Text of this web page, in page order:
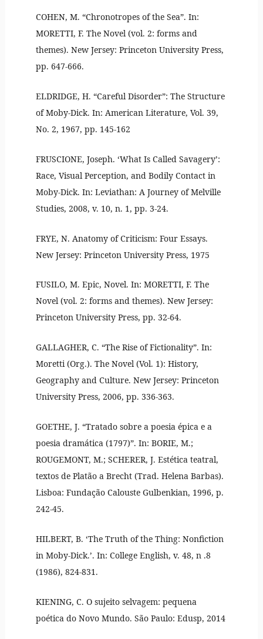
COHEN, M. “Chronotropes of the Sea”. In:
MORETTI, F. The Novel (vol. 2: forms and
themes). New Jersey: Princeton University Press,
pp. 647-666.
ELDRIDGE, H. “Careful Disorder”: The Structure
of Moby-Dick. In: American Literature, Vol. 39,
No. 2, 1967, pp. 145-162
FRUSCIONE, Joseph. ‘What Is Called Savagery’:
Race, Visual Perception, and Bodily Contact in
Moby-Dick. In: Leviathan: A Journey of Melville
Studies, 2008, v. 10, n. 1, pp. 3-24.
FRYE, N. Anatomy of Criticism: Four Essays.
New Jersey: Princeton University Press, 1975
FUSILO, M. Epic, Novel. In: MORETTI, F. The
Novel (vol. 2: forms and themes). New Jersey:
Princeton University Press, pp. 32-64.
GALLAGHER, C. “The Rise of Fictionality”. In:
Moretti (Org.). The Novel (Vol. 1): History,
Geography and Culture. New Jersey: Princeton
University Press, 2006, pp. 336-363.
GOETHE, J. “Tratado sobre a poesia épica e a
poesia dramática (1797)”. In: BORIE, M.;
ROUGEMONT, M.; SCHERER, J. Estética teatral,
textos de Platão a Brecht (Trad. Helena Barbas).
Lisboa: Fundação Calouste Gulbenkian, 1996, p.
242-45.
HILBERT, B. ‘The Truth of the Thing: Nonfiction
in Moby-Dick.’. In: College English, v. 48, n .8
(1986), 824-831.
KIENING, C. O sujeito selvagem: pequena
poética do Novo Mundo. São Paulo: Edusp, 2014